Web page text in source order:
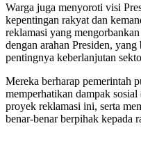
Warga juga menyoroti visi
kepentingan rakyat dan
reklamasi yang
dengan arahan Presiden,
pentingnya keberlanjutan
Mereka berharap pemerintah
memperhatikan dampak
proyek reklamasi ini, serta
benar-benar berpihak kepada